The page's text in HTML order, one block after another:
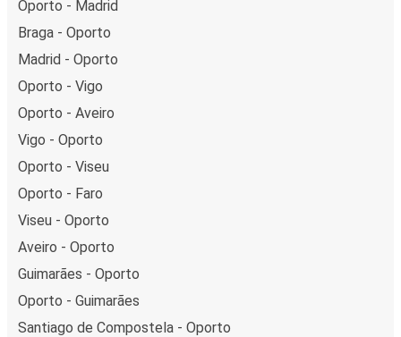
Oporto - Madrid
Braga - Oporto
Madrid - Oporto
Oporto - Vigo
Oporto - Aveiro
Vigo - Oporto
Oporto - Viseu
Oporto - Faro
Viseu - Oporto
Aveiro - Oporto
Guimarães - Oporto
Oporto - Guimarães
Santiago de Compostela - Oporto